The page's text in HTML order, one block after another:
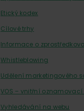
Etický kodex
Cílové trhy
Informace o
Whistleblowing
Udělení marketingového
VOS – vnitřní oznamovací
Vyhledávání na webu